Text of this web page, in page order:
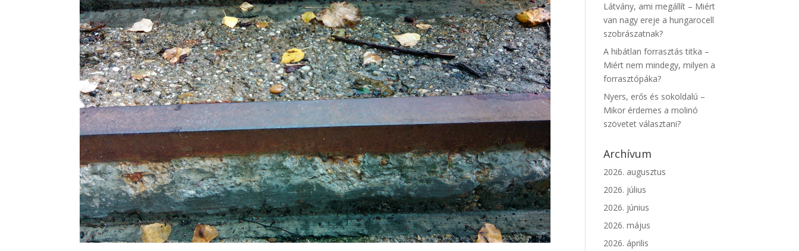
Látvány, ami megállít – Miért
van nagy ereje a hungarocell
szobrászatnak?
A hibátlan forrasztás titka –
Miért nem mindegy, milyen a
forrasztópáka?
Nyers, erős és sokoldalú –
Mikor érdemes a molinó
szövetet választani?
Archívum
2026. augusztus
2026. július
2026. június
2026. május
2026. április